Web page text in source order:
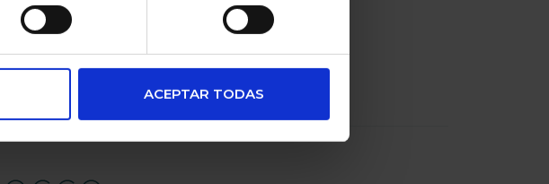
ACEPTAR TODAS